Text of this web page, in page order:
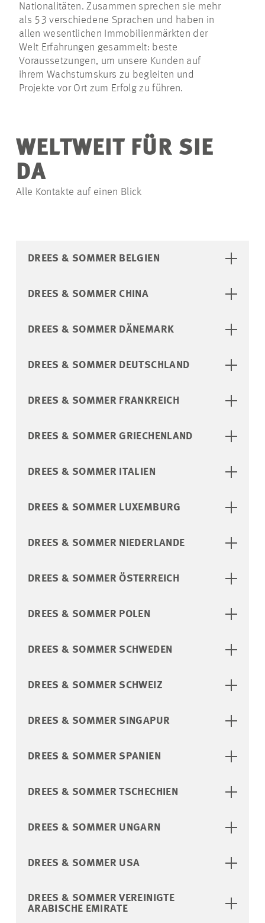
Nationalitäten. Zusammen sprechen sie mehr
als 53 verschiedene Sprachen und haben in
allen wesentlichen Immobilienmärkten der
Welt Erfahrungen gesammelt: beste
Voraussetzungen, um unsere Kunden auf
ihrem Wachstumskurs zu begleiten und
Projekte vor Ort zum Erfolg zu führen.
WELTWEIT FÜR SIE
DA
Alle Kontakte auf einen Blick
DREES & SOMMER BELGIEN
DREES & SOMMER CHINA
DREES & SOMMER DÄNEMARK
DREES & SOMMER DEUTSCHLAND
DREES & SOMMER FRANKREICH
DREES & SOMMER GRIECHENLAND
DREES & SOMMER ITALIEN
DREES & SOMMER LUXEMBURG
DREES & SOMMER NIEDERLANDE
DREES & SOMMER ÖSTERREICH
DREES & SOMMER POLEN
DREES & SOMMER SCHWEDEN
DREES & SOMMER SCHWEIZ
DREES & SOMMER SINGAPUR
DREES & SOMMER SPANIEN
DREES & SOMMER TSCHECHIEN
DREES & SOMMER UNGARN
DREES & SOMMER USA
DREES & SOMMER VEREINIGTE
ARABISCHE EMIRATE